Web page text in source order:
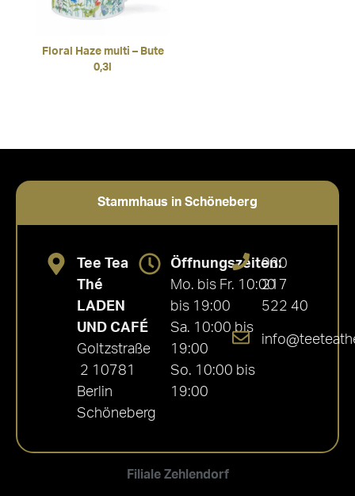
Floral Haze multi – Bute
0,3l
Stammhaus in Schöneberg
Filiale Zehlendorf
Tee Tea
Thé
LADEN
UND CAFÉ
Goltzstraße
2 10781
Berlin
Schöneberg
Öffnungszeiten:
Mo. bis Fr. 10:00
bis 19:00
Sa. 10:00 bis
19:00
So. 10:00 bis
19:00
030
217
522 40